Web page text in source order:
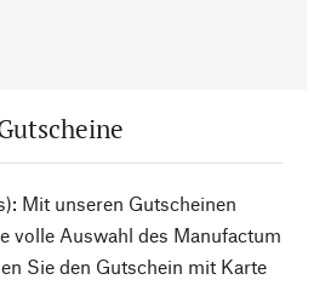
Mit unseren Gutscheinen
volle Auswahl des Manufactum
Sie den Gutschein mit Karte